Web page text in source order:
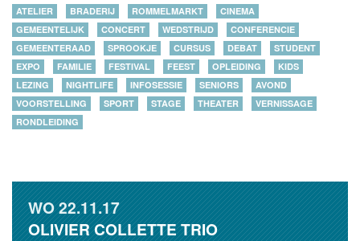
ATELIER BRADERIJ ROMMELMARKT
CINEMA
GEMEENTELIJK
CONCERT WEDSTRIJD
CONFERENCIE
GEMEENTERAAD
SPROOKJE CURSUS DEBAT
STUDENT
EXPO
FAMILIE FESTIVAL FEEST OPLEIDING
KIDS
LEZING
NIGHTLIFE INFOSESSIE SENIORS
AVOND
VOORSTELLING
SPORT STAGE THEATER
VERNISSAGE
RONDLEIDING
WO22.11.17
OLIVIER COLLETTE TRIO